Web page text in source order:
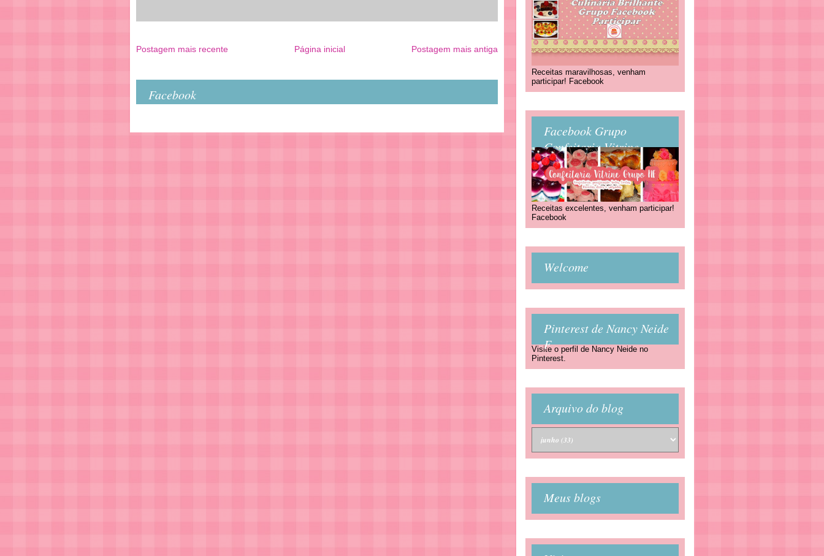
Postagem mais recente Postagem mais antiga
Página inicial
Facebook
Receitas maravilhosas, venham
participar! Facebook
Facebook Grupo
Confeitaria Vitrine
Receitas excelentes, venham participar!
Facebook
Welcome
Pinterest de Nancy Neide
F
Visite o perfil de Nancy Neide no
Pinterest.
Arquivo do blog
Meus blogs